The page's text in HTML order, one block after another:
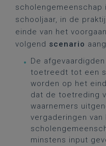
scholengemeenschap
schooljaar, in de
einde van het
volgend scenario
De
toetreedt tot een
worden op het
dat de toetreding
waarnemers
vergaderingen van
minstens input